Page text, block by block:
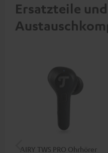
Ersatzteile und
AIRY TWS PRO Ohrhörer